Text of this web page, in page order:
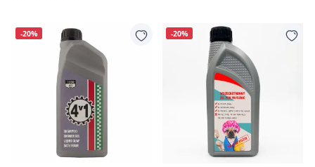
-20% -20%